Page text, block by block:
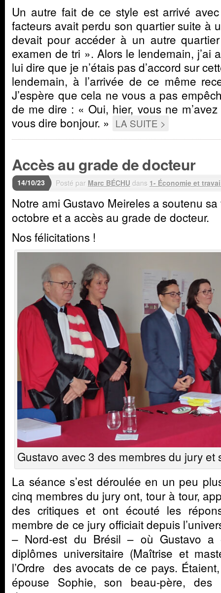
Un autre fait de ce style est arrivé
facteurs avait perdu son quartier suite à
devait pour accéder à un autre
examen de tri ». Alors le lendemain, j’ai
lui dire que je n’étais pas d’accord sur
lendemain, à l’arrivée de ce même
J’espère que cela ne vous a pas
de me dire : « Oui, hier, vous ne
vous dire bonjour. » LA SUITE >
Accès au grade de docteur
14/10/23 Posté par Marc BÉCHU dans 1- Économie et
Notre ami Gustavo Meireles a soutenu
octobre et a accès au grade de docteur.
Nos félicitations !
Gustavo avec 3 des membres du jury et
La séance s’est déroulée en un peu
cinq membres du jury ont, tour à tour,
des critiques et ont écouté les
membre de ce jury officiait depuis
– Nord-est du Brésil – où Gustavo a
diplômes universitaire (Maîtrise et
l’Ordre des avocats de ce pays.
épouse Sophie, son beau-père, des